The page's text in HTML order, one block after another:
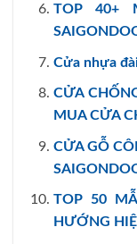
TOP 40+
Cửa nhựa
CỬA
MUA CỬA
CỬA GỖ
TOP 50
HƯỚNG